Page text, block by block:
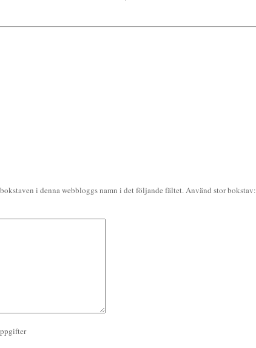
i denna webbloggs namn i det följande fältet. Använd stor bokstav: